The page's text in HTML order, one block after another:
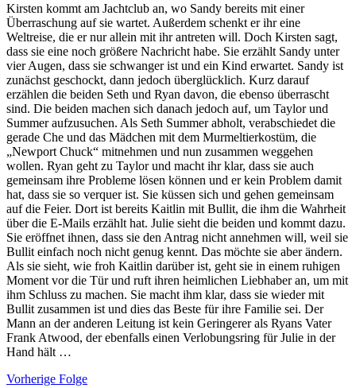
Kirsten kommt am Jachtclub an, wo Sandy bereits mit einer
Überraschung auf sie wartet. Außerdem schenkt er ihr eine
Weltreise, die er nur allein mit ihr antreten will. Doch Kirsten sagt,
dass sie eine noch größere Nachricht habe. Sie erzählt Sandy unter
vier Augen, dass sie schwanger ist und ein Kind erwartet. Sandy ist
zunächst geschockt, dann jedoch überglücklich. Kurz darauf
erzählen die beiden Seth und Ryan davon, die ebenso überrascht
sind. Die beiden machen sich danach jedoch auf, um Taylor und
Summer aufzusuchen. Als Seth Summer abholt, verabschiedet die
gerade Che und das Mädchen mit dem Murmeltierkostüm, die
„Newport Chuck“ mitnehmen und nun zusammen weggehen
wollen. Ryan geht zu Taylor und macht ihr klar, dass sie auch
gemeinsam ihre Probleme lösen können und er kein Problem damit
hat, dass sie so verquer ist. Sie küssen sich und gehen gemeinsam
auf die Feier. Dort ist bereits Kaitlin mit Bullit, die ihm die Wahrheit
über die E-Mails erzählt hat. Julie sieht die beiden und kommt dazu.
Sie eröffnet ihnen, dass sie den Antrag nicht annehmen will, weil sie
Bullit einfach noch nicht genug kennt. Das möchte sie aber ändern.
Als sie sieht, wie froh Kaitlin darüber ist, geht sie in einem ruhigen
Moment vor die Tür und ruft ihren heimlichen Liebhaber an, um mit
ihm Schluss zu machen. Sie macht ihm klar, dass sie wieder mit
Bullit zusammen ist und dies das Beste für ihre Familie sei. Der
Mann an der anderen Leitung ist kein Geringerer als Ryans Vater
Frank Atwood, der ebenfalls einen Verlobungsring für Julie in der
Hand hält …
Vorherige Folge